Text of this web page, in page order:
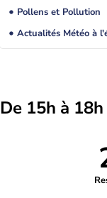
Pollens et Pollution
De 15h à 18h